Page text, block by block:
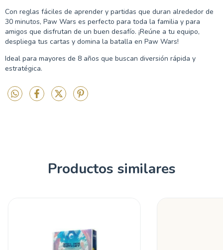
Con reglas fáciles de aprender y partidas que duran alrededor de
30 minutos, Paw Wars es perfecto para toda la familia y para
amigos que disfrutan de un buen desafío. ¡Reúne a tu equipo,
despliega tus cartas y domina la batalla en Paw Wars!
Ideal para mayores de 8 años que buscan diversión rápida y
estratégica.
Productos similares